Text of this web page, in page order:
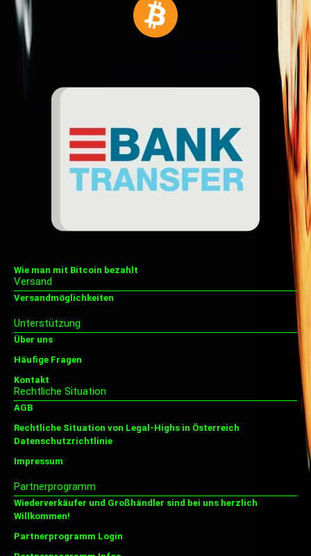
Wie man mit Bitcoin bezahlt
Versand
Versandmöglichkeiten
Unterstützung
Über uns
Häufige Fragen
Kontakt
Rechtliche Situation
AGB
Rechtliche Situation von Legal-Highs in Österreich
Datenschutzrichtlinie
Impressum
Partnerprogramm
Wiederverkäufer und Großhändler sind bei uns herzlich
Willkommen!
Partnerprogramm Login